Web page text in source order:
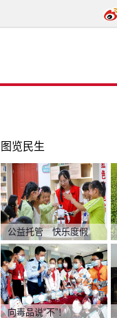
图览民生
公益托管 快乐度假
向毒品说“不”！